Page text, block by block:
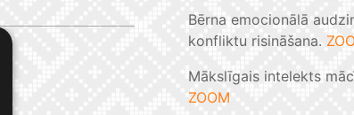
Bērna emocionālā
konfliktu risināšana.
Mākslīgais intelekts
ZOOM